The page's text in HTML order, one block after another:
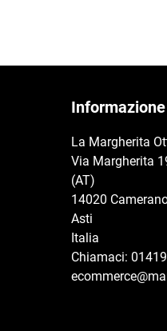
La Margherita
Via Margherita
(AT)
14020
Asti
Italia
Chiamaci: